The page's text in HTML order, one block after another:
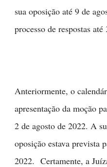
sua oposição até 9 de
processo de respostas
Anteriormente, o
apresentação da moção
2 de agosto de 2022. A
oposição estava prevista
2022. Certamente, a